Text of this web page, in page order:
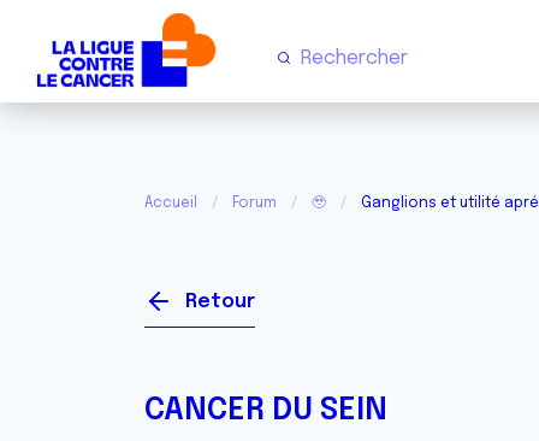
Accueil Forum 🥹 Ganglions et utilité
Retour
CANCER DU SEIN